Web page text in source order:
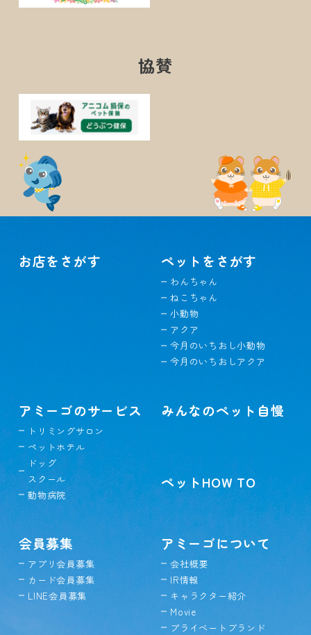
協賛
お店をさがす ペットをさがす
わんちゃん
ねこちゃん
小動物
アクア
今月のいちおし小動物
今月のいちおしアクア
アミーゴのサービス
トリミングサロン
ペットホテル
ドッグ
スクール
動物病院
みんなのペット自慢
ペットHOW TO
会員募集
アプリ会員募集
カード会員募集
LINE会員募集
アミーゴについて
会社概要
IR情報
キャラクター紹介
Movie
プライベートブランド